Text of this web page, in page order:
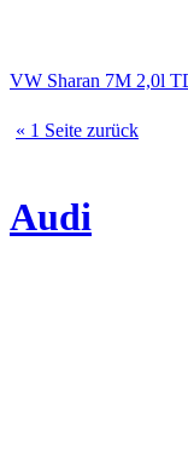
VW Sharan 7M 2,0l
« 1 Seite zurück
Audi